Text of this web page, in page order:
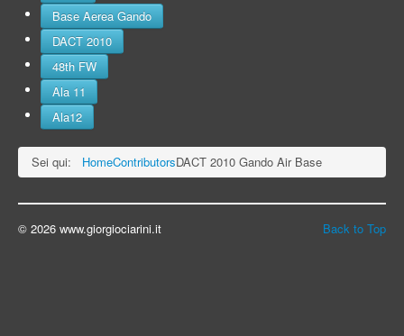
Base Aerea Gando
DACT 2010
48th FW
Ala 11
Ala12
Sei qui: HomeContributorsDACT 2010 Gando Air Base
Back to Top
© 2026 www.giorgiociarini.it